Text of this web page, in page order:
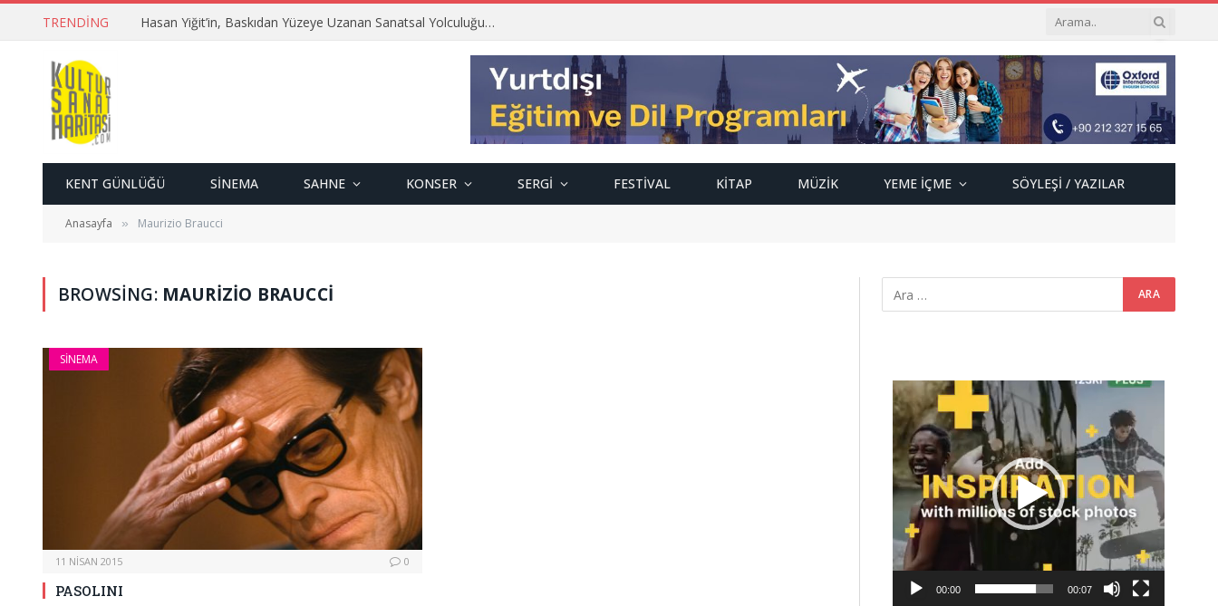
TRENDING Hasan Yiğit’in, Baskıdan Yüzeye Uzanan Sanatsal Yolculuğu…
KENT GÜNLÜĞÜ SINEMA SAHNE KONSER SERGI FESTIVAL KITAP MÜZIK YEME İÇME SÖYLEŞI / YAZILAR
Anasayfa » Maurizio Braucci
BROWSING: MAURIZIO BRAUCCI
SINEMA
11 NISAN 2015 0
PASOLINI
Video
oynatıcı
00:00 00:07